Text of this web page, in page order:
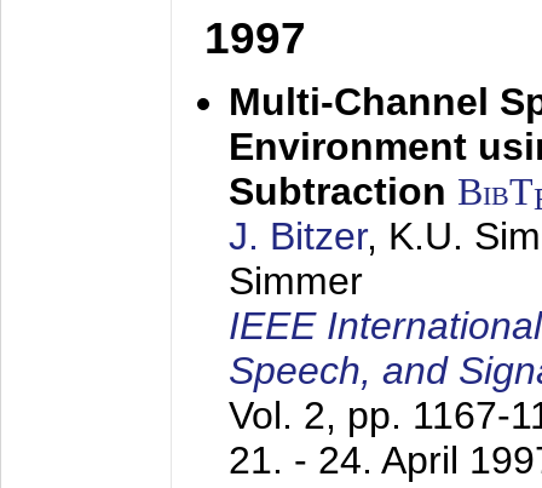
1997
Multi-Channel
Environment
Subtraction BibT
J. Bitzer, K.U.
Simmer
IEEE
Speech, and
Vol. 2, pp. 1167-
21. - 24. April